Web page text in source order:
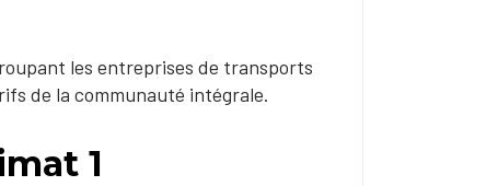
les entreprises de transports
de la communauté intégrale.
1